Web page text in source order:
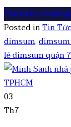
Continue
Posted inTin Tức
dimsum,
lẻ dimsum quận 7
03
Th7